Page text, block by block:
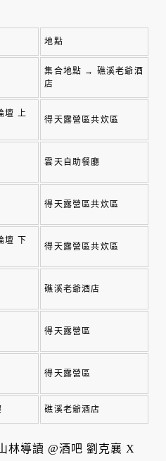
地點
集合地點 → 礁溪老爺酒
店
壇 上
得天露營區共炊區
雲天自助餐廳
得天露營區共炊區
壇 下
得天露營區共炊區
礁溪老爺酒店
得天露營區
得天露營區
礁溪老爺酒店
林導讀 @酒吧 劉克襄 X